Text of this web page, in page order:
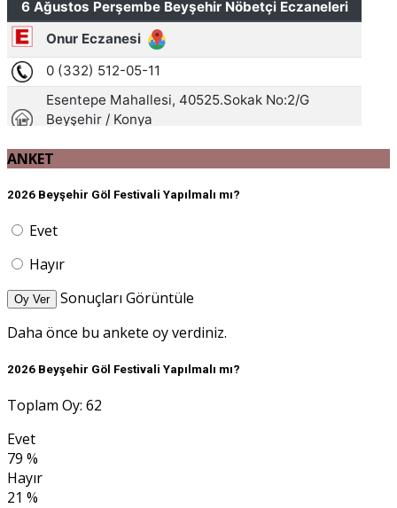
ANKET
2026 Beyşehir Göl Festivali Yapılmalı mı?
Evet
Hayır
Oy Ver
Sonuçları Görüntüle
Daha önce bu ankete oy verdiniz.
2026 Beyşehir Göl Festivali Yapılmalı mı?
Toplam Oy: 62
Evet
79 %
Hayır
21 %